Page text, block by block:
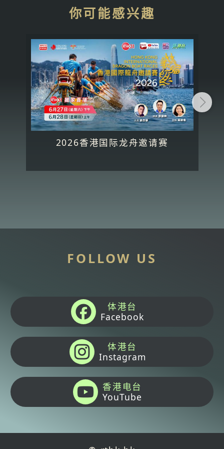
你可能感兴趣
2026香港国际龙舟邀请赛
FOLLOW US
体港台
Facebook
体港台
Instagram
香港电台
YouTube